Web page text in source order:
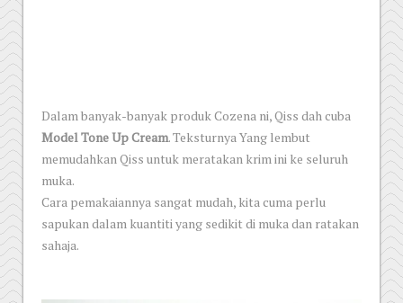
Dalam banyak-banyak produk Cozena ni, Qiss dah cuba
Model Tone Up Cream. Teksturnya Yang lembut
memudahkan Qiss untuk meratakan krim ini ke seluruh
muka.
Cara pemakaiannya sangat mudah, kita cuma perlu
sapukan dalam kuantiti yang sedikit di muka dan ratakan
sahaja.